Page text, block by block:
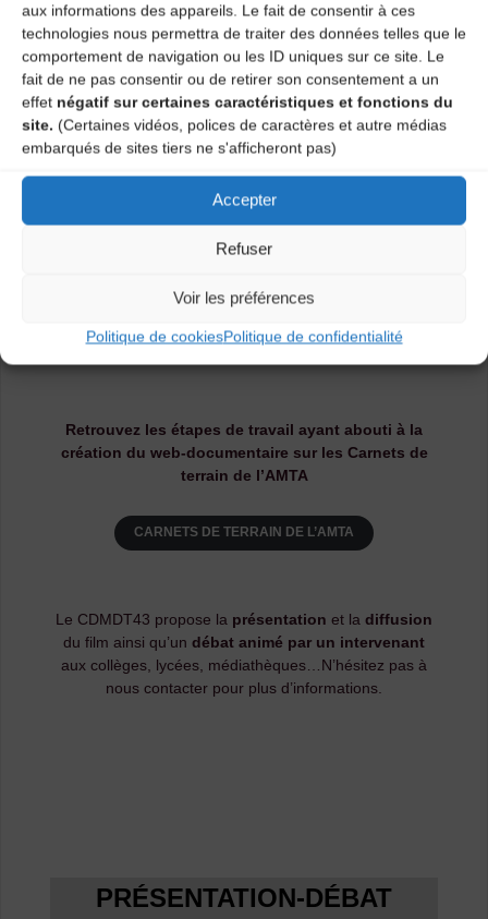
aux informations des appareils. Le fait de consentir à ces
technologies nous permettra de traiter des données telles que le
comportement de navigation ou les ID uniques sur ce site. Le
fait de ne pas consentir ou de retirer son consentement a un
effet négatif sur certaines caractéristiques et fonctions du
site. (Certaines vidéos, polices de caractères et autre médias
embarqués de sites tiers ne s'afficheront pas)
Accepter
Refuser
Voir les préférences
Politique de cookiesPolitique de confidentialité
Le web-documentaire (ou web-doc) est
un site
internet conçu comme un parcours interactif
manipulation par l’utilisateur de contenus multimédias
(photographies, vidéos, extraits sonores, textes,
dessins…). Cet objet a été réalisé par la Compagnie
Les Travailleurs de Nuit
» basée à Tulle en Corrèze,
posent un regard tantôt artistique tantôt ethnographique
sur les identités des territoires et de leurs habitants.
Retrouvez les étapes de travail ayant abouti à la
création du web-documentaire sur les Carnets de
terrain de l’AMTA
CARNETS DE TERRAIN DE L’AMTA
Le CDMDT43 propose la présentation et la diffusion
du film ainsi qu’un débat animé par un intervenant
aux collèges, lycées, médiathèques…N’hésitez pas à
nous contacter pour plus d’informations.
PRÉSENTATION-DÉBAT